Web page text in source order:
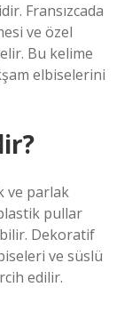
Fransızcada
ve özel
Bu kelime
elbiselerini
ve parlak
pullar
Dekoratif
ve süslü
edilir.